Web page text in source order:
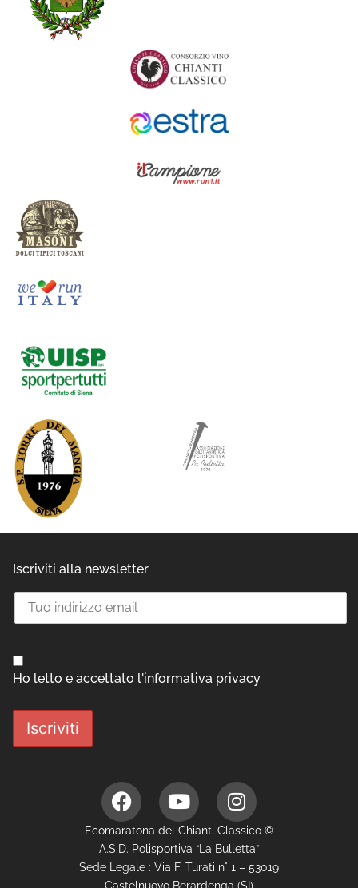
Iscriviti alla newsletter
Ho letto e accettato l'informativa privacy
Ecomaratona del Chianti Classico ©
A.S.D. Polisportiva “La Bulletta”
Sede Legale : Via F. Turati n° 1 – 53019
Castelnuovo Berardenga (SI)